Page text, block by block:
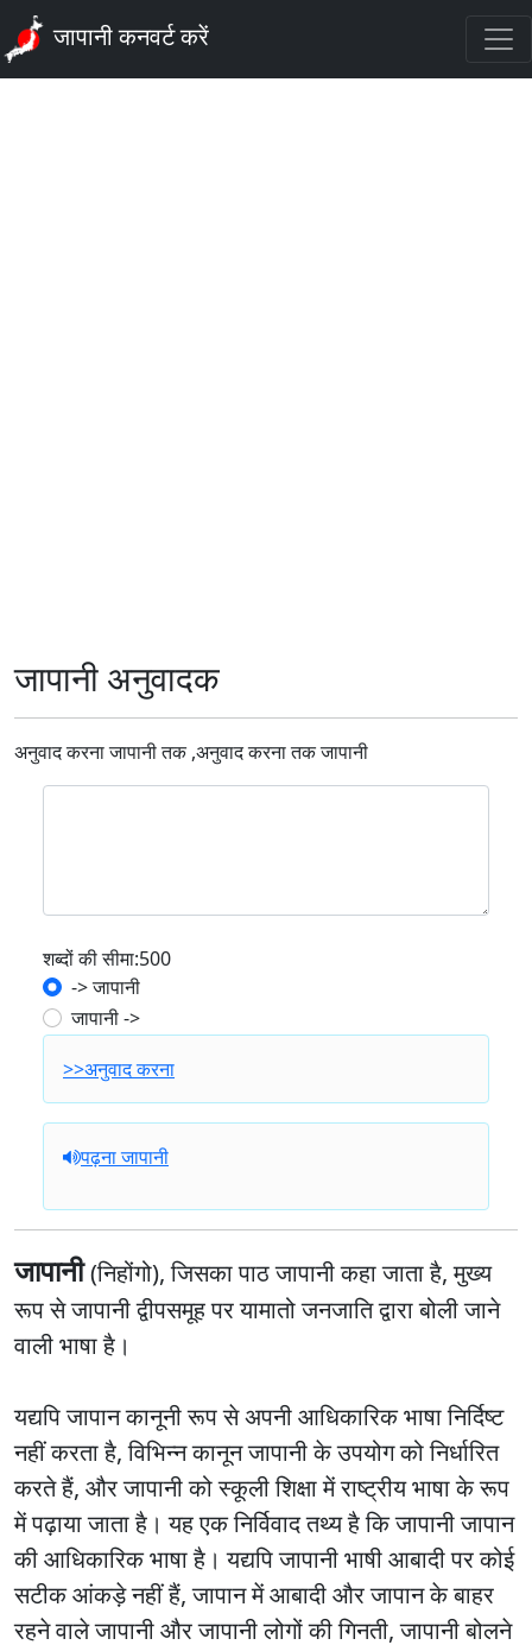
जापानी कनवर्ट करें
जापानी अनुवादक
अनुवाद करना जापानी तक ,अनुवाद करना तक जापानी
शब्दों की सीमा:500
-> जापानी
जापानी ->
>>अनुवाद करना
पढ़ना जापानी
जापानी(निहोंगो), जिसका पाठ जापानी कहा जाता है, मुख्य
रूप से जापानी द्वीपसमूह पर यामातो जनजाति द्वारा बोली जाने
वाली भाषा है।
यद्यपिजापान कानूनी रूप से अपनी आधिकारिक भाषा निर्दिष्ट
नहीं करता है, विभिन्न कानून जापानी के उपयोग को निर्धारित
करते हैं, और जापानी को स्कूली शिक्षा में राष्ट्रीय भाषा के रूप
में पढ़ाया जाता है। यह एक निर्विवाद तथ्य है कि जापानी जापान
की आधिकारिक भाषा है। यद्यपि जापानी भाषी आबादी पर कोई
सटीक आंकड़े नहीं हैं, जापान में आबादी और जापान के बाहर
रहने वाले जापानी और जापानी लोगों की गिनती, जापानी बोलने